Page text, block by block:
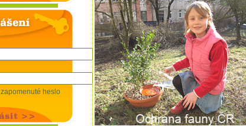
zapomenuté heslo